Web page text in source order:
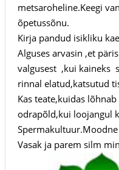
metsaroheline.Keegi
õpetussõnu.
Kirja pandud isikliku
Alguses arvasin ,et
valgusest ,kui kaineks
rinnal elatud,katsutud
Kas teate,kuidas
odrapõld,kui loojangul
Vasak ja parem silm